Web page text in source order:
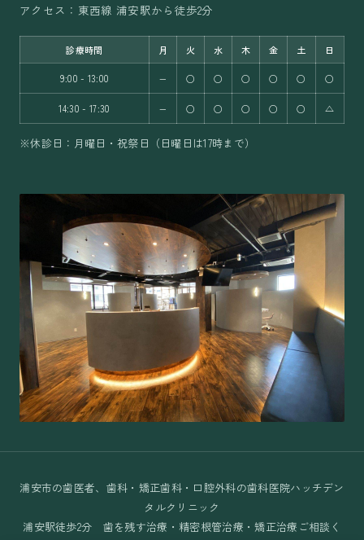
アクセス：東西線 浦安駅から徒歩2分
診療時間 月 火 水 木 金 土 日
9:00 - 13:00 − ○ ○ ○ ○ ○ ○
14:30 - 17:30 − ○ ○ ○ ○ ○ △
※休診日：月曜日・祝祭日（日曜日は17時まで）
浦安市の歯医者、歯科・矯正歯科・口腔外科の歯科医院ハッチデン
タルクリニック
浦安駅徒歩2分 歯を残す治療・精密根管治療・矯正治療ご相談く